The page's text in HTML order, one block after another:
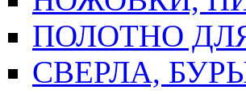
ПОЛОТНО
СВЕРЛА,